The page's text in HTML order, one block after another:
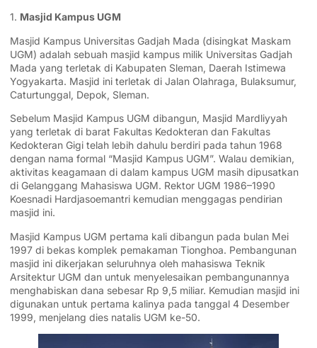
1. Masjid Kampus UGM
Masjid Kampus Universitas Gadjah Mada (disingkat Maskam
UGM) adalah sebuah masjid kampus milik Universitas Gadjah
Mada yang terletak di Kabupaten Sleman, Daerah Istimewa
Yogyakarta. Masjid ini terletak di Jalan Olahraga, Bulaksumur,
Caturtunggal, Depok, Sleman.
Sebelum Masjid Kampus UGM dibangun, Masjid Mardliyyah
yang terletak di barat Fakultas Kedokteran dan Fakultas
Kedokteran Gigi telah lebih dahulu berdiri pada tahun 1968
dengan nama formal “Masjid Kampus UGM”. Walau demikian,
aktivitas keagamaan di dalam kampus UGM masih dipusatkan
di Gelanggang Mahasiswa UGM. Rektor UGM 1986–1990
Koesnadi Hardjasoemantri kemudian menggagas pendirian
masjid ini.
Masjid Kampus UGM pertama kali dibangun pada bulan Mei
1997 di bekas komplek pemakaman Tionghoa. Pembangunan
masjid ini dikerjakan seluruhnya oleh mahasiswa Teknik
Arsitektur UGM dan untuk menyelesaikan pembangunannya
menghabiskan dana sebesar Rp 9,5 miliar. Kemudian masjid ini
digunakan untuk pertama kalinya pada tanggal 4 Desember
1999, menjelang dies natalis UGM ke-50.